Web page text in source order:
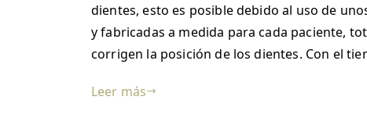
dientes, esto es posible debido al uso de
y fabricadas a medida para cada paciente,
corrigen la posición de los dientes. Con el
Leer más